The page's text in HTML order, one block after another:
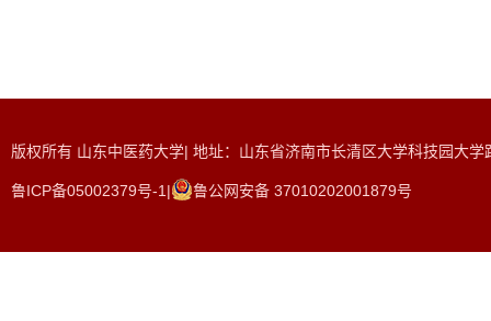
版权所有 山东中医药大学| 地址：山东省济南市长清区大学科技园大
鲁ICP备05002379号-1| 鲁公网安备 37010202001879号